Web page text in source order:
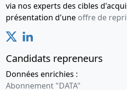
via nos experts des cibles
présentation d'une offre de
Candidats repreneurs
Données enrichies :
Abonnement "DATA"